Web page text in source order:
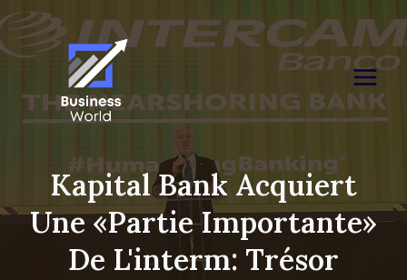
Skip
to
content
Kapital Bank Acquiert
Une «partie Importante»
De L'interm: Trésor